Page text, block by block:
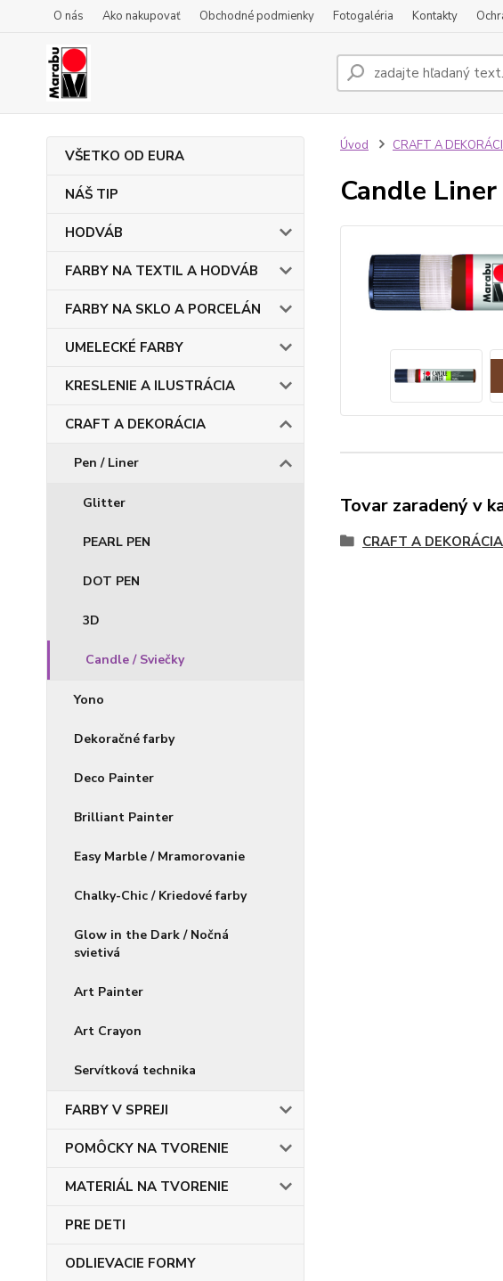
O nás Ako nakupovať Obchodné podmienky Fotogaléria Kontakty
VŠETKO OD EURA
NÁŠ TIP
HODVÁB
FARBY NA TEXTIL A HODVÁB
FARBY NA SKLO A PORCELÁN
UMELECKÉ FARBY
KRESLENIE A ILUSTRÁCIA
CRAFT A DEKORÁCIA
Pen / Liner
Glitter
PEARL PEN
DOT PEN
3D
Candle / Sviečky
Yono
Dekoračné farby
Deco Painter
Brilliant Painter
Easy Marble / Mramorovanie
Chalky-Chic / Kriedové farby
Glow in the Dark / Nočná
svietivá
Art Painter
Art Crayon
Servítková technika
FARBY V SPREJI
POMÔCKY NA TVORENIE
MATERIÁL NA TVORENIE
PRE DETI
ODLIEVACIE FORMY
Úvod CRAFT A
Candle
Tovar zaradený v
CRAFT A DEKORÁCIA